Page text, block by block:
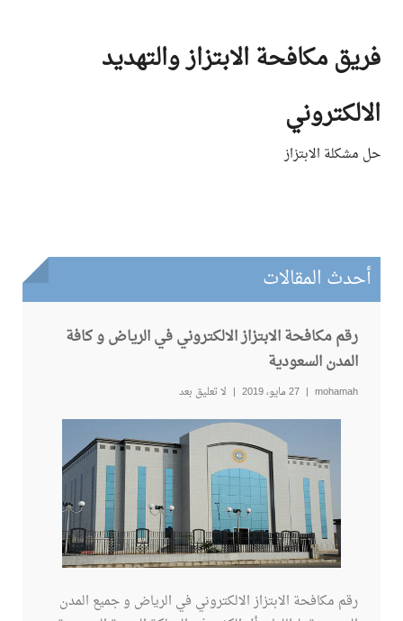
contentفريق مكافحة الابتزاز والتهديد
الالكتروني
حل مشكلة الابتزاز
أحدث المقالات
رقم مكافحة الابتزاز الالكتروني في الرياض و كافة
المدن السعودية
mohamah 27 مايو، 2019 لا تعليق بعد
رقم مكافحة الابتزاز الالكتروني في الرياض و جميع المدن